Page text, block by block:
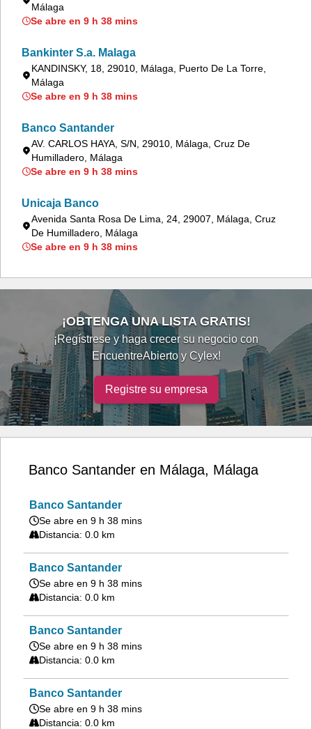
Málaga
Se abre en 9 h 38 mins
Bankinter S.a. Malaga
KANDINSKY, 18, 29010, Málaga, Puerto De La Torre,
Málaga
Se abre en 9 h 38 mins
Banco Santander
AV. CARLOS HAYA, S/N, 29010, Málaga, Cruz De
Humilladero, Málaga
Se abre en 9 h 38 mins
Unicaja Banco
Avenida Santa Rosa De Lima, 24, 29007, Málaga, Cruz
De Humilladero, Málaga
Se abre en 9 h 38 mins
¡OBTENGA UNA LISTA GRATIS!
¡Regístrese y haga crecer su negocio con
EncuentreAbierto y Cylex!
Registre su empresa
Banco Santander en Málaga, Málaga
Banco Santander
Se abre en 9 h 38 mins
Distancia: 0.0 km
Banco Santander
Se abre en 9 h 38 mins
Distancia: 0.0 km
Banco Santander
Se abre en 9 h 38 mins
Distancia: 0.0 km
Banco Santander
Se abre en 9 h 38 mins
Distancia: 0.0 km